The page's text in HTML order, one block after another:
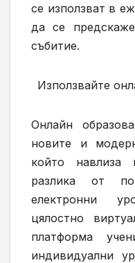
се използват в
да се
събитие.
Използвайте о
Oнлайн
новите и
който
разлика от
електронни
цялостно
платформа
индивидуални